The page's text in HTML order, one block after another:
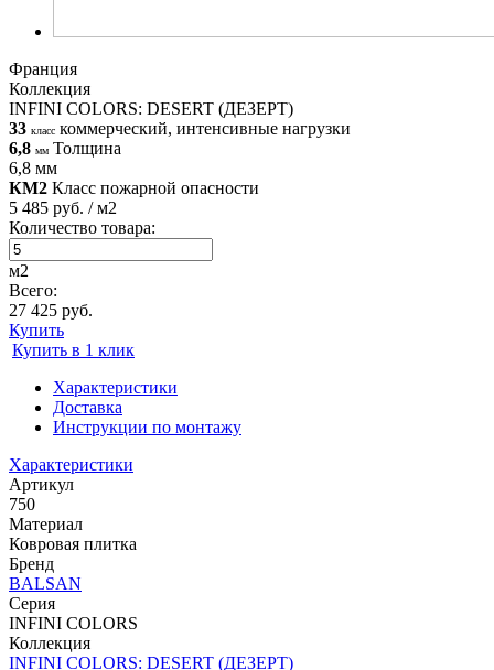
Франция
Коллекция
INFINI COLORS: DESERT (ДЕЗЕРТ)
33 класс коммерческий, интенсивные нагрузки
6,8 мм Толщина
6,8 мм
КМ2 Класс пожарной опасности
5 485 руб. / м2
Количество товара:
м2
Всего:
27 425 руб.
Купить
Купить в 1 клик
Характеристики
Доставка
Инструкции по монтажу
Характеристики
Артикул
750
Материал
Ковровая плитка
Бренд
BALSAN
Серия
INFINI COLORS
Коллекция
INFINI COLORS: DESERT (ДЕЗЕРТ)